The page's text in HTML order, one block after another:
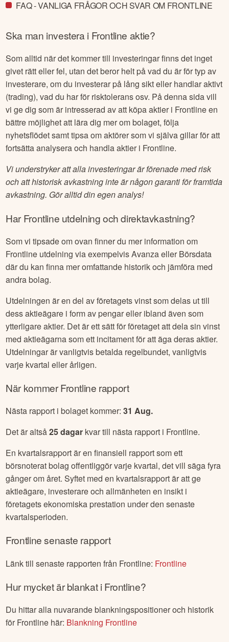
FAQ - VANLIGA FRÅGOR OCH SVAR OM FRONTLINE
Ska man investera i Frontline aktie?
Som alltid när det kommer till investeringar finns det inget
givet rätt eller fel, utan det beror helt på vad du är för typ av
investerare, om du investerar på lång sikt eller handlar aktivt
(trading), vad du har för risktolerans osv. På denna sida vill
vi ge dig som är intresserad av att köpa aktier i Frontlineen
bättre möjlighet att lära dig mer om bolaget, följa
nyhetsflödet samt tipsa om aktörer som vi själva gillar för att
fortsätta analysera och handla aktier i Frontline.
Vi understryker att alla investeringar är förenade med risk
och att historisk avkastning inte är någon garanti för framtida
avkastning. Gör alltid din egen analys!
HarFrontline utdelning och direktavkastning?
Som vi tipsade om ovan finner du mer information om
Frontline utdelning via exempelvis Avanza eller Börsdata
där du kan finna mer omfattande historik och jämföra med
andra bolag.
Utdelningen är en del av företagets vinst som delas ut till
dess aktieägare i form av pengar eller ibland även som
ytterligare aktier. Det är ett sätt för företaget att dela sin vinst
med aktieägarna som ett incitament för att äga deras aktier.
Utdelningar är vanligtvis betalda regelbundet, vanligtvis
varje kvartal eller årligen.
När kommerFrontline rapport
Nästa rapport i bolaget kommer:31 Aug.
Det är altså25dagar kvar till nästa rapport i Frontline.
En kvartalsrapport är en finansiell rapport som ett
börsnoterat bolag offentliggör varje kvartal, det vill säga fyra
gånger om året. Syftet med en kvartalsrapport är att ge
aktieägare, investerare och allmänheten en insikt i
företagets ekonomiska prestation under den senaste
kvartalsperioden.
Frontlinesenaste rapport
Länk till senaste rapporten från Frontline: Frontline
Hur mycket är blankat iFrontline?
Du hittar alla nuvarande blankningspositioner och historik
för Frontline här: Blankning Frontline